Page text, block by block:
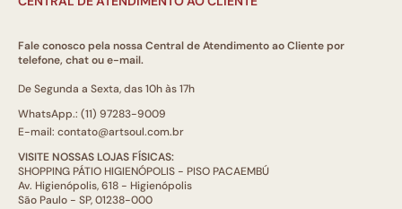
Fale conosco pela nossa Central de Atendimento ao Cliente por
telefone, chat ou e-mail.
De Segunda a Sexta, das 10h às 17h
WhatsApp.: (11) 97283-9009
E-mail: contato@artsoul.com.br
VISITE NOSSAS LOJAS FÍSICAS:
SHOPPING PÁTIO HIGIENÓPOLIS - PISO PACAEMBÚ
Av. Higienópolis, 618 - Higienópolis
São Paulo - SP, 01238-000